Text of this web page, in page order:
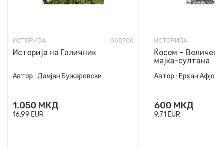
ИСТОРИЈА 068700
Историја на Галичник
Автор : Дамјан Бужаровски
1.050 МКД
16,99 EUR
ИСТОРИЈА
Ќосем –
мајка-султана
Автор : Ерхан
600 МКД
9,71 EUR